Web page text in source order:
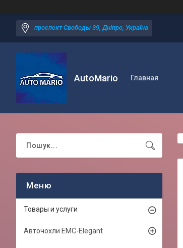
проспект Свободы 39, Дніпро, Україна
AutoMario Главная
Товары и услуги
Авточохли EMC-Elegant